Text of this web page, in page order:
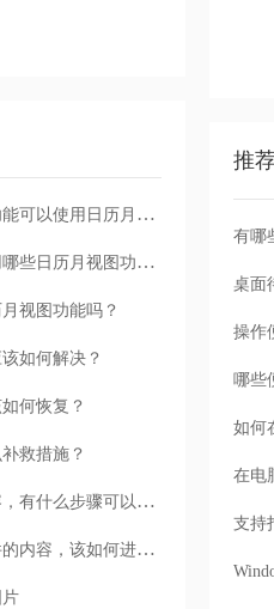
电脑上的便签应用程序有哪些功能可以使用日历月视图？
电脑上的便签应用程序可以使用哪些日历月视图功能？
视图功能吗？
如何解决？
何恢复？
救措施？
误删除手机便签应用程序的内容，有什么步骤可以解决？
如果在手机上误删除了便签软件的内容，该如何进行操作恢复？
推
有哪
桌面
操作
哪些
如何
在电
支持